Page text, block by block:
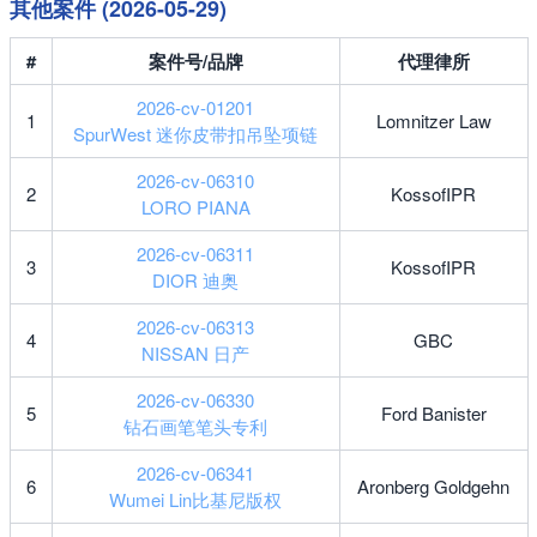
其他案件 (2026-05-29)
# 案件号/品牌 代理律所
1
2026-cv-01201
SpurWest 迷你皮带扣吊坠项链
Lomnitzer Law
2
2026-cv-06310
LORO PIANA
KossofIPR
3
2026-cv-06311
DIOR 迪奥
KossofIPR
4
2026-cv-06313
NISSAN 日产
GBC
5
2026-cv-06330
钻石画笔笔头专利
Ford Banister
6
2026-cv-06341
Wumei Lin比基尼版权
Aronberg Goldgehn